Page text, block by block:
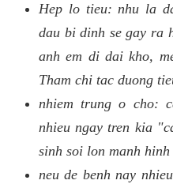
Hep lo tieu: nhu la
dau bi dinh se gay ra
anh em di dai kho,
Tham chi tac duong
nhiem trung o cho:
nhieu ngay tren kia
sinh soi lon manh
neu de benh nay